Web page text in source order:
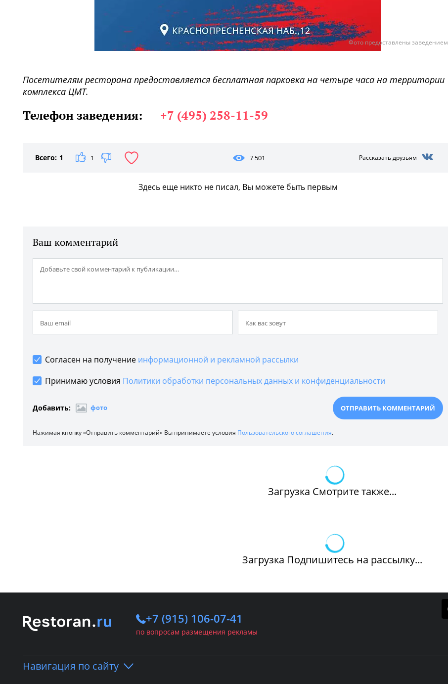
Фото предоставлены заведением
Посетителям ресторана предоставляется бесплатная парковка на четыре часа на территории
комплекса ЦМТ.
Телефон заведения: +7 (495) 258-11-59
Всего: 1 1 7 501 Рассказать друзьям
Здесь еще никто не писал, Вы можете быть первым
Ваш комментарий
Согласен на получение информационной и рекламной рассылки
Принимаю условия Политики обработки персональных данных и конфиденциальности
Добавить: фото
Нажимая кнопку «Отправить комментарий» Вы принимаете условия Пользовательского соглашения.
Загрузка Смотрите также...
Загрузка Подпишитесь на рассылку...
+7 (915) 106-07-41
по вопросам размещения рекламы
Навигация по сайту